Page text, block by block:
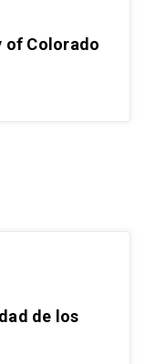
of Colorado
de los